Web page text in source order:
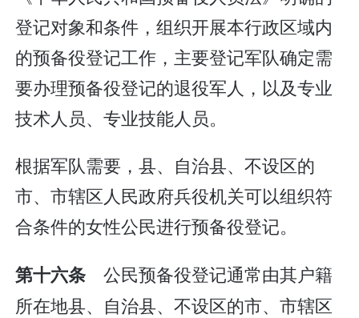
登记对象和条件，组织开展本行政区域内
的预备役登记工作，主要登记军队确定需
要办理预备役登记的退役军人，以及专业
技术人员、专业技能人员。
根据军队需要，县、自治县、不设区的
市、市辖区人民政府兵役机关可以组织符
合条件的女性公民进行预备役登记。
第十六条公民预备役登记通常由其户籍
所在地县、自治县、不设区的市、市辖区